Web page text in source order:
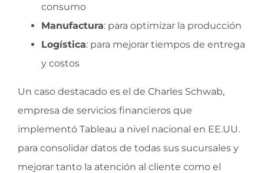
consumo
Manufactura: para optimizar la producción
Logística: para mejorar tiempos de entrega
y costos
Un caso destacado es el de Charles Schwab,
empresa de servicios financieros que
implementó Tableau a nivel nacional en EE.UU.
para consolidar datos de todas sus sucursales y
mejorar tanto la atención al cliente como el